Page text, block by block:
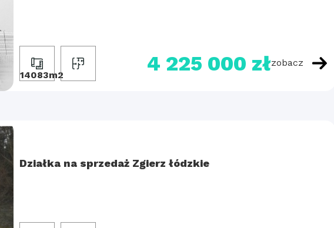
14083m2 4 225 000 złzobacz
Działka na sprzedaż Zgierz łódzkie